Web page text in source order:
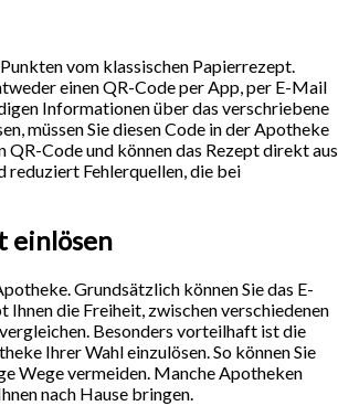
vom klassischen Papierrezept.
einen QR-Code per App, per E-Mail
Informationen über das verschriebene
müssen Sie diesen Code in der Apotheke
Code und können das Rezept direkt aus
reduziert Fehlerquellen, die bei
einlösen
Grundsätzlich können Sie das E-
die Freiheit, zwischen verschiedenen
Besonders vorteilhaft ist die
Ihrer Wahl einzulösen. So können Sie
Wege vermeiden. Manche Apotheken
nach Hause bringen.